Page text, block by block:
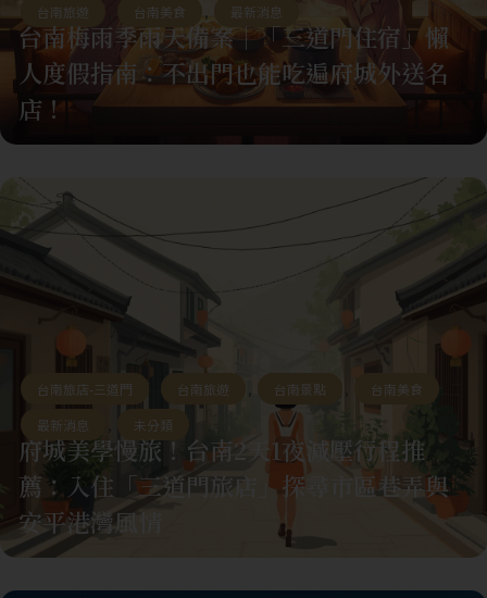
台南旅遊 台南美食 最新消息
台南梅雨季雨天備案｜「三道門住宿」懶
人度假指南：不出門也能吃遍府城外送名
店！
台南旅店-三道門 台南旅遊 台南景點 台南美食
最新消息
未分類
府城美學慢旅！台南2天1夜減壓行程推
薦：入住「三道門旅店」探尋市區巷弄與
安平港灣風情